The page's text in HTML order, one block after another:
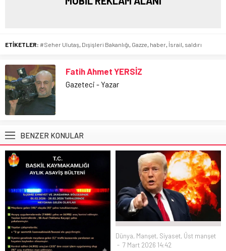
ETİKETLER: #Seher Ulutaş, Dışişleri Bakanlığı, Gazze, haber, İsrail, saldırı
Fatih Ahmet YERSİZ
Gazeteci - Yazar
BENZER KONULAR
Dünya, Manşet, Siyaset, Üst manşet
7 Mart 2026 14:42